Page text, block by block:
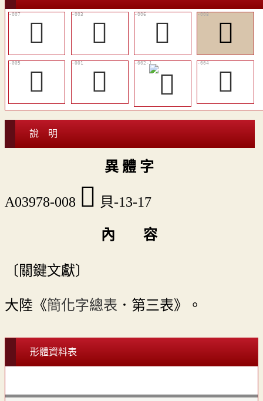
󵯜 󵯘 󵯛
󵯝
󵯚
󵯗 󵯙
說 明
異 體 字
A03978-008 󵯝 貝-13-17
內 容
〔關鍵文獻〕
大陸《簡化字總表 ．第三表》。
形體資料表